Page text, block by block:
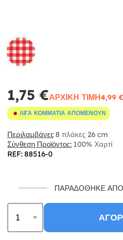
1,75 €ΑΡΧΙΚΉ ΤΙΜΉ4,99 €
ΛΊΓΑ ΚΟΜΜΆΤΙΑ ΑΠΟΜΈΝΟΥΝ
Περιλαμβάνει: 8 πλάκες 26 cm
Σύνθεση Προϊόντος: 100% Χαρτί
REF: 88516-0
ΠΑΡΑΔΌΘΗΚΕ